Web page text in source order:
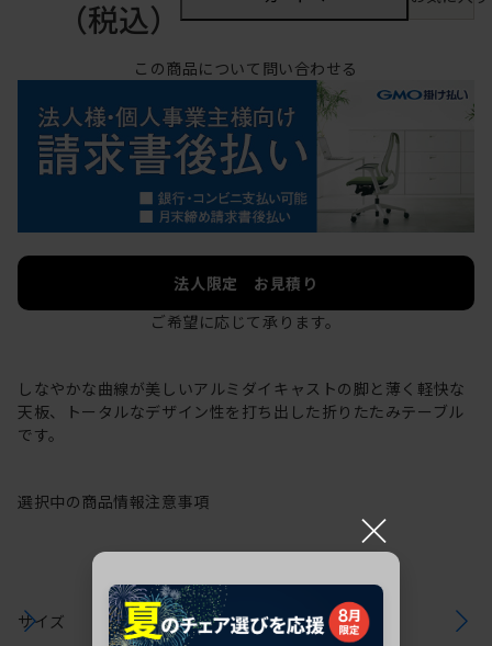
（税込）
この商品について問い合わせる
法人限定 お見積り
ご希望に応じて承ります。
しなやかな曲線が美しいアルミダイキャストの脚と薄く軽快な
天板、トータルなデザイン性を打ち出した折りたたみテーブル
です。
選択中の商品情報注意事項
サイズ
×